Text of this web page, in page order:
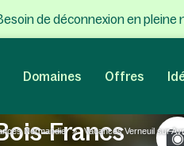
de déconnexion en
Domaines Offres
Normandie Vacances Verneuil sur
Francs